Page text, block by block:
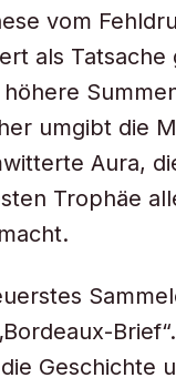
vom
als Tatsache
umgibt die
Aura,
Trophäe
Geschichte